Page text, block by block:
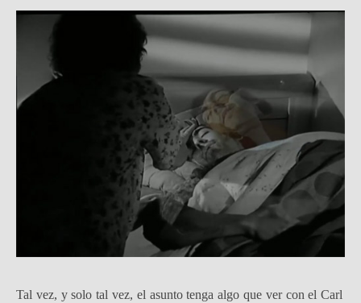
Tal vez, y solo tal vez, el asunto tenga algo que ver con el Carl